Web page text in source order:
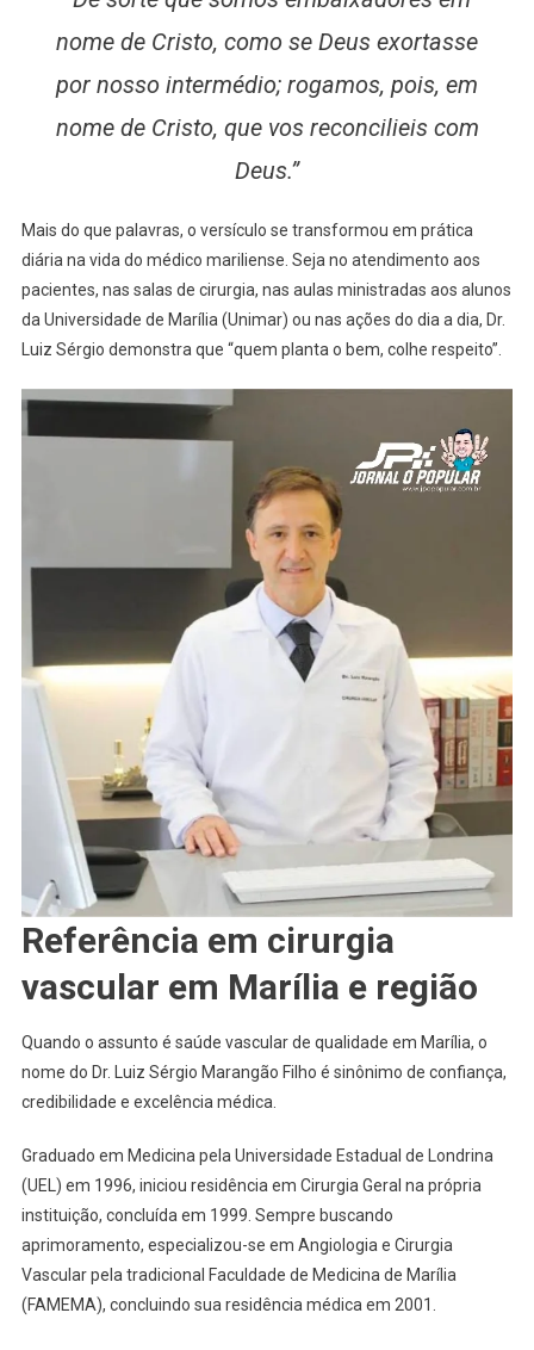
nome de Cristo, como se Deus exortasse
por nosso intermédio; rogamos, pois, em
nome de Cristo, que vos reconcilieis com
Deus.”
Mais do que palavras, o versículo se transformou em prática
diária na vida do médico mariliense. Seja no atendimento aos
pacientes, nas salas de cirurgia, nas aulas ministradas aos alunos
da Universidade de Marília (Unimar) ou nas ações do dia a dia, Dr.
Luiz Sérgio demonstra que “quem planta o bem, colhe respeito”.
Referência em cirurgia
vascular em Marília e região
Quando o assunto é saúde vascular de qualidade em Marília, o
nome do Dr. Luiz Sérgio Marangão Filho é sinônimo de confiança,
credibilidade e excelência médica.
Graduado em Medicina pela Universidade Estadual de Londrina
(UEL) em 1996, iniciou residência em Cirurgia Geral na própria
instituição, concluída em 1999. Sempre buscando
aprimoramento, especializou-se em Angiologia e Cirurgia
Vascular pela tradicional Faculdade de Medicina de Marília
(FAMEMA), concluindo sua residência médica em 2001.